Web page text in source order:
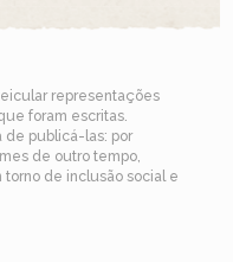
representações
foram escritas.
de publicá-las: por
de outro tempo,
de inclusão social e